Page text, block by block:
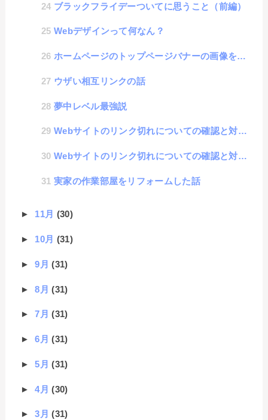
ブラックフライデーついてに思うこと（前編）
Webデザインって何なん？
ホームページのトップページバナーの画像をいい感じに自動で切替える方法
ウザい相互リンクの話
夢中レベル最強説
Webサイトのリンク切れについての確認と対策について その2 : リンクサムネイルツール
Webサイトのリンク切れについての確認と対策について その1 : 検討編
実家の作業部屋をリフォームした話
► 11月 (30)
► 10月 (31)
►9月(31)
►8月(31)
►7月(31)
►6月(31)
►5月(31)
►4月(30)
►3月(31)